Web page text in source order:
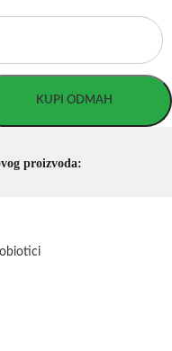
KUPI ODMAH
proizvoda: